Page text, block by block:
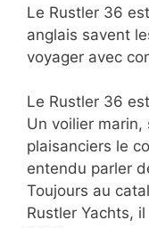
Le Rustler 36
anglais savent
voyager avec
Le Rustler 36
Un voilier
plaisanciers le
entendu parler
Toujours au
Rustler Yachts,